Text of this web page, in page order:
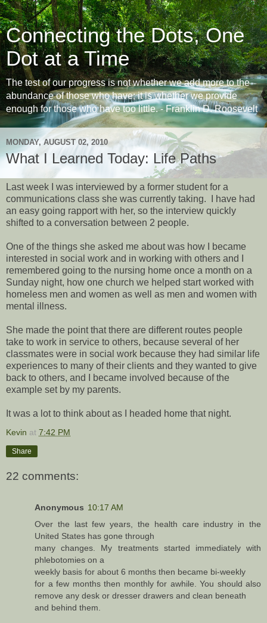
Connecting the Dots, One
Dot at a Time
The test of our progress is not whether we add more to the
abundance of those who have; it is whether we provide
enough for those who have too little. - Franklin D. Roosevelt
MONDAY, AUGUST 02, 2010
What I Learned Today: Life Paths
Last week I was interviewed by a former student for a
communications class she was currently taking. I have had
an easy going rapport with her, so the interview quickly
shifted to a conversation between 2 people.
One of the things she asked me about was how I became
interested in social work and in working with others and I
remembered going to the nursing home once a month on a
Sunday night, how one church we helped start worked with
homeless men and women as well as men and women with
mental illness.
She made the point that there are different routes people
take to work in service to others, because several of her
classmates were in social work because they had similar life
experiences to many of their clients and they wanted to give
back to others, and I became involved because of the
example set by my parents.
It was a lot to think about as I headed home that night.
Kevin at 7:42 PM
Share
22 comments:
Anonymous 10:17 AM
Over the last few years, the health care industry in the
United States has gone through
many changes. My treatments started immediately with
phlebotomies on a
weekly basis for about 6 months then became bi-weekly
for a few months then monthly for awhile. You should also
remove any desk or dresser drawers and clean beneath
and behind them.